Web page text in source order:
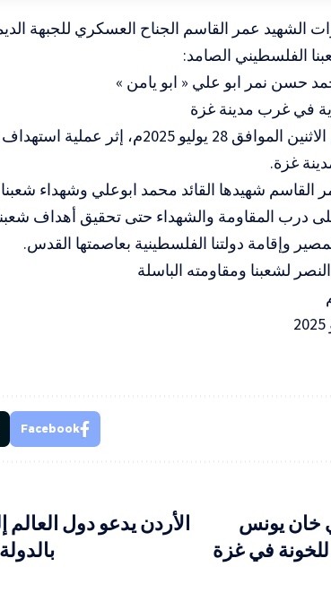
الشهيد عمر القاسم الجناح العسكري للجبهة
الفلسطيني الصامد:
حسن نمر ابو علي « ابو يامن »
في غرب مدينة غزة
الذي استشهد مساء اليوم الاثنين الموافق 28 يوليو
غزة.
القاسم شهيدها القائد محمد ابوعلي وشهداء
درب المقاومة والشهداء حتى تحقيق أهداف شعبنا
وإقامة دولتنا الفلسطينية بعاصمتها القدس.
لشعبنا ومقاومته الباسلة
Facebook
في خان يونس
للخونة في غزة
الأردن يدعو دول العالم